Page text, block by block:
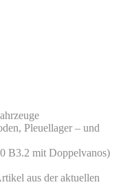
Pleuellager – und
B3.2 mit Doppelvanos)
aus der aktuellen